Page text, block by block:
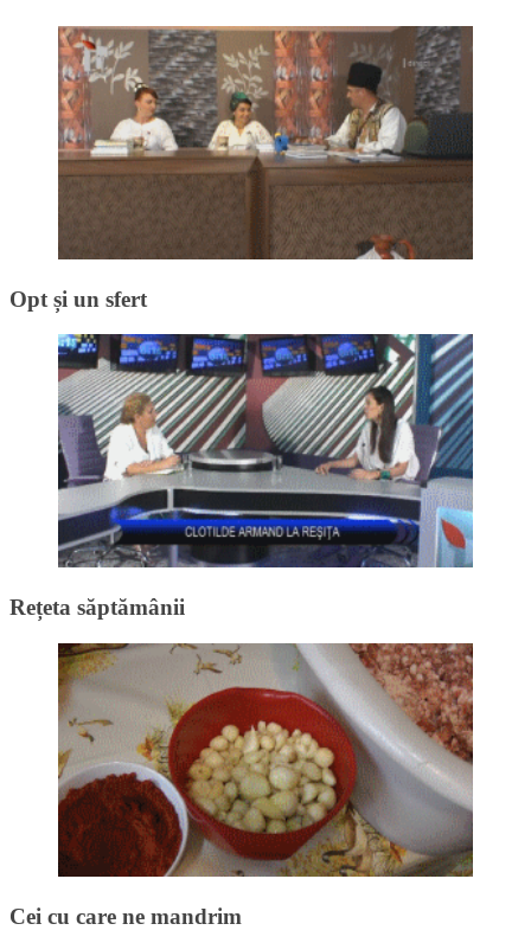
Opt și un sfert
Rețeta săptămânii
Cei cu care ne mandrim